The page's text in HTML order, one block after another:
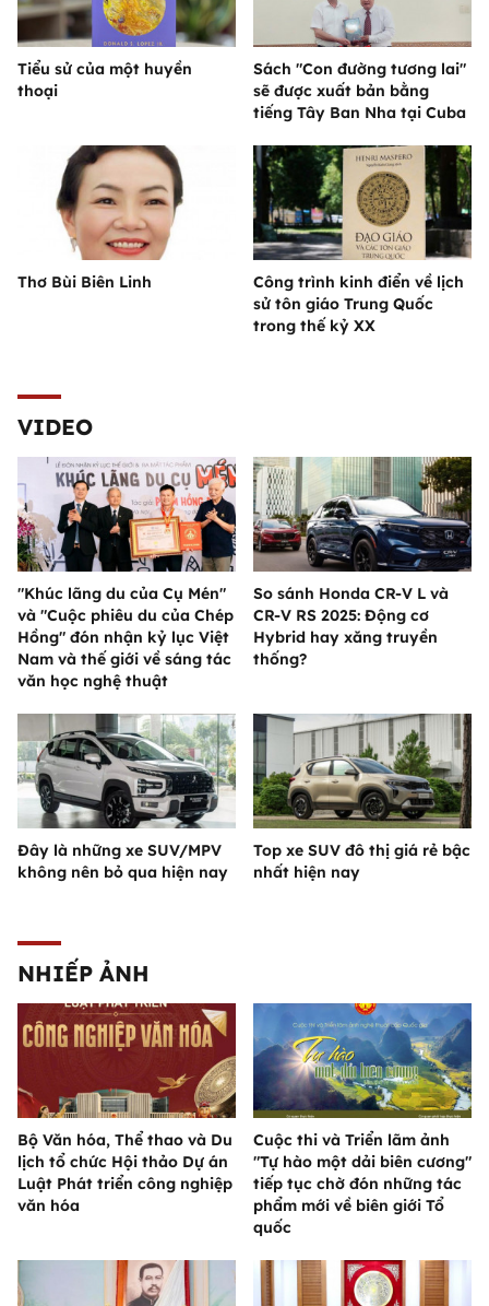
Tiểu sử của một huyền
thoại
Sách "Con đường tương lai"
sẽ được xuất bản bằng
tiếng Tây Ban Nha tại Cuba
Thơ Bùi Biên Linh
Công trình kinh điển về lịch
sử tôn giáo Trung Quốc
trong thế kỷ XX
VIDEO
"Khúc lãng du của Cụ Mén"
và "Cuộc phiêu du của Chép
Hồng" đón nhận kỷ lục Việt
Nam và thế giới về sáng tác
văn học nghệ thuật
So sánh Honda CR-V L và
CR-V RS 2025: Động cơ
Hybrid hay xăng truyền
thống?
Đây là những xe SUV/MPV
không nên bỏ qua hiện nay
Top xe SUV đô thị giá rẻ bậc
nhất hiện nay
NHIẾP ẢNH
Bộ Văn hóa, Thể thao và Du
lịch tổ chức Hội thảo Dự án
Luật Phát triển công nghiệp
văn hóa
Cuộc thi và Triển lãm ảnh
"Tự hào một dải biên cương"
tiếp tục chờ đón những tác
phẩm mới về biên giới Tổ
quốc